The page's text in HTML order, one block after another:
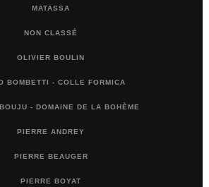
MATASSA
NON CLASSÉ
OLIVIER BOULIN
BOMBETTI - COLLE FORMICA
- DOMAINE DE LA BOHÈME
PIERRE ANDREY
PIERRE BEAUGER
PIERRE BOYAT